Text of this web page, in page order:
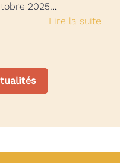
2025…
Lire la suite